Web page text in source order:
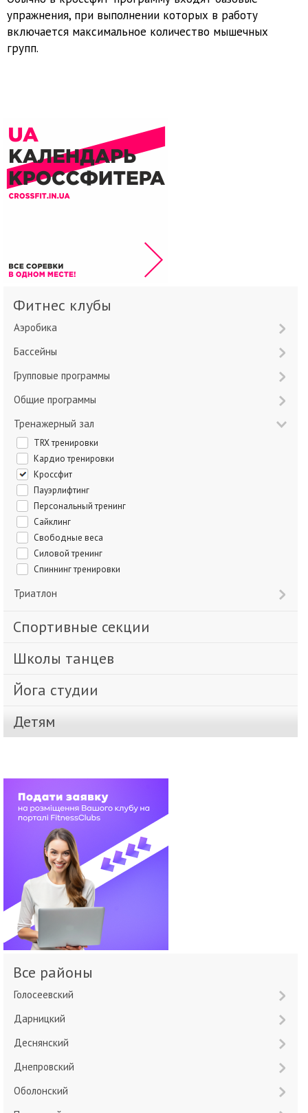
упражнения, при выполнении которых в работу
включается максимальное количество мышечных
групп.
Фитнес клубы
Аэробика
Бассейны
Групповые программы
Общие программы
Тренажерный зал
TRX тренировки
Кардио тренировки
Кроссфит
Пауэрлифтинг
Персональный тренинг
Сайклинг
Свободные веса
Силовой тренинг
Спиннинг тренировки
Триатлон
Спортивные секции
Школы танцев
Йога студии
Детям
Все районы
Голосеевский
Дарницкий
Деснянский
Днепровский
Оболонский